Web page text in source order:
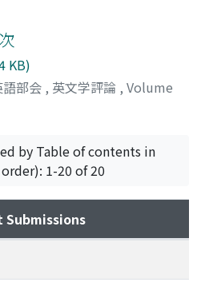
KB)
部会 , 英文学評論 , Volume
by Table of contents in
1-20 of 20
Submissions